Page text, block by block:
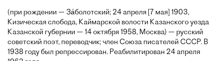
(при рождении — За́болотский; 24 апреля [7 мая] 1903,
Кизическая слобода, Каймарской волости Казанского уезда
Казанской губернии — 14 октября 1958, Москва) — русский
советский поэт, переводчик; член Союза писателей СССР. В
1938 году был репрессирован. Реабилитирован 24 апреля